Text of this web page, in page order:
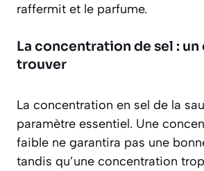
raffermit et le parfume.
La concentration de sel :
trouver
La concentration en sel de la
paramètre essentiel. Une
faible ne garantira pas une
tandis qu’une concentration